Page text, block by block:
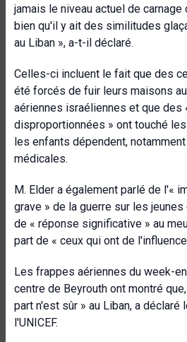
jamais le niveau actuel de carnage
bien qu'il y ait des similitudes
au Liban », a-t-il déclaré.
Celles-ci incluent le fait que des
été forcés de fuir leurs maisons
aériennes israéliennes et que des
disproportionnées » ont touché
les enfants dépendent,
médicales.
M. Elder a également parlé de l'«
grave » de la guerre sur les
de « réponse significative » au
part de « ceux qui ont de
Les frappes aériennes du week-
centre de Beyrouth ont montré
part n'est sûr » au Liban, a déclaré
l'UNICEF.